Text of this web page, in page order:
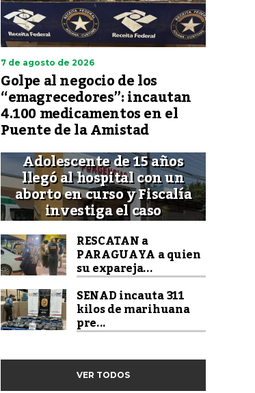
7 de agosto de 2026
Golpe al negocio de los
“emagrecedores”: incautan
4.100 medicamentos en el
Puente de la Amistad
Adolescente de 15 años
llegó al hospital con un
aborto en curso y Fiscalía
investiga el caso
RESCATAN a
PARAGUAYA a quien
su expareja...
SENAD incauta 311
kilos de marihuana
pre...
VER TODOS